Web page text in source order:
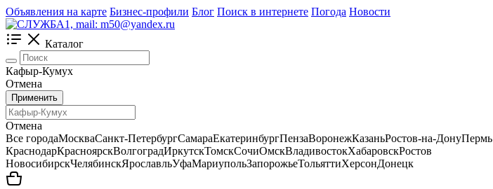
Объявления на карте Бизнес-профили Блог Поиск в интернете Погода Новости
Каталог
Кафыр-Кумух
Отмена
Применить
Отмена
Все городаМоскваСанкт-ПетербургСамараЕкатеринбургПензаВоронежКазаньРостов-на-ДонуПермь
КраснодарКрасноярскВолгоградИркутскТомскСочиОмскВладивостокХабаровскРостов
НовосибирскЧелябинскЯрославльУфаМариупольЗапорожьеТольяттиХерсонДонецк